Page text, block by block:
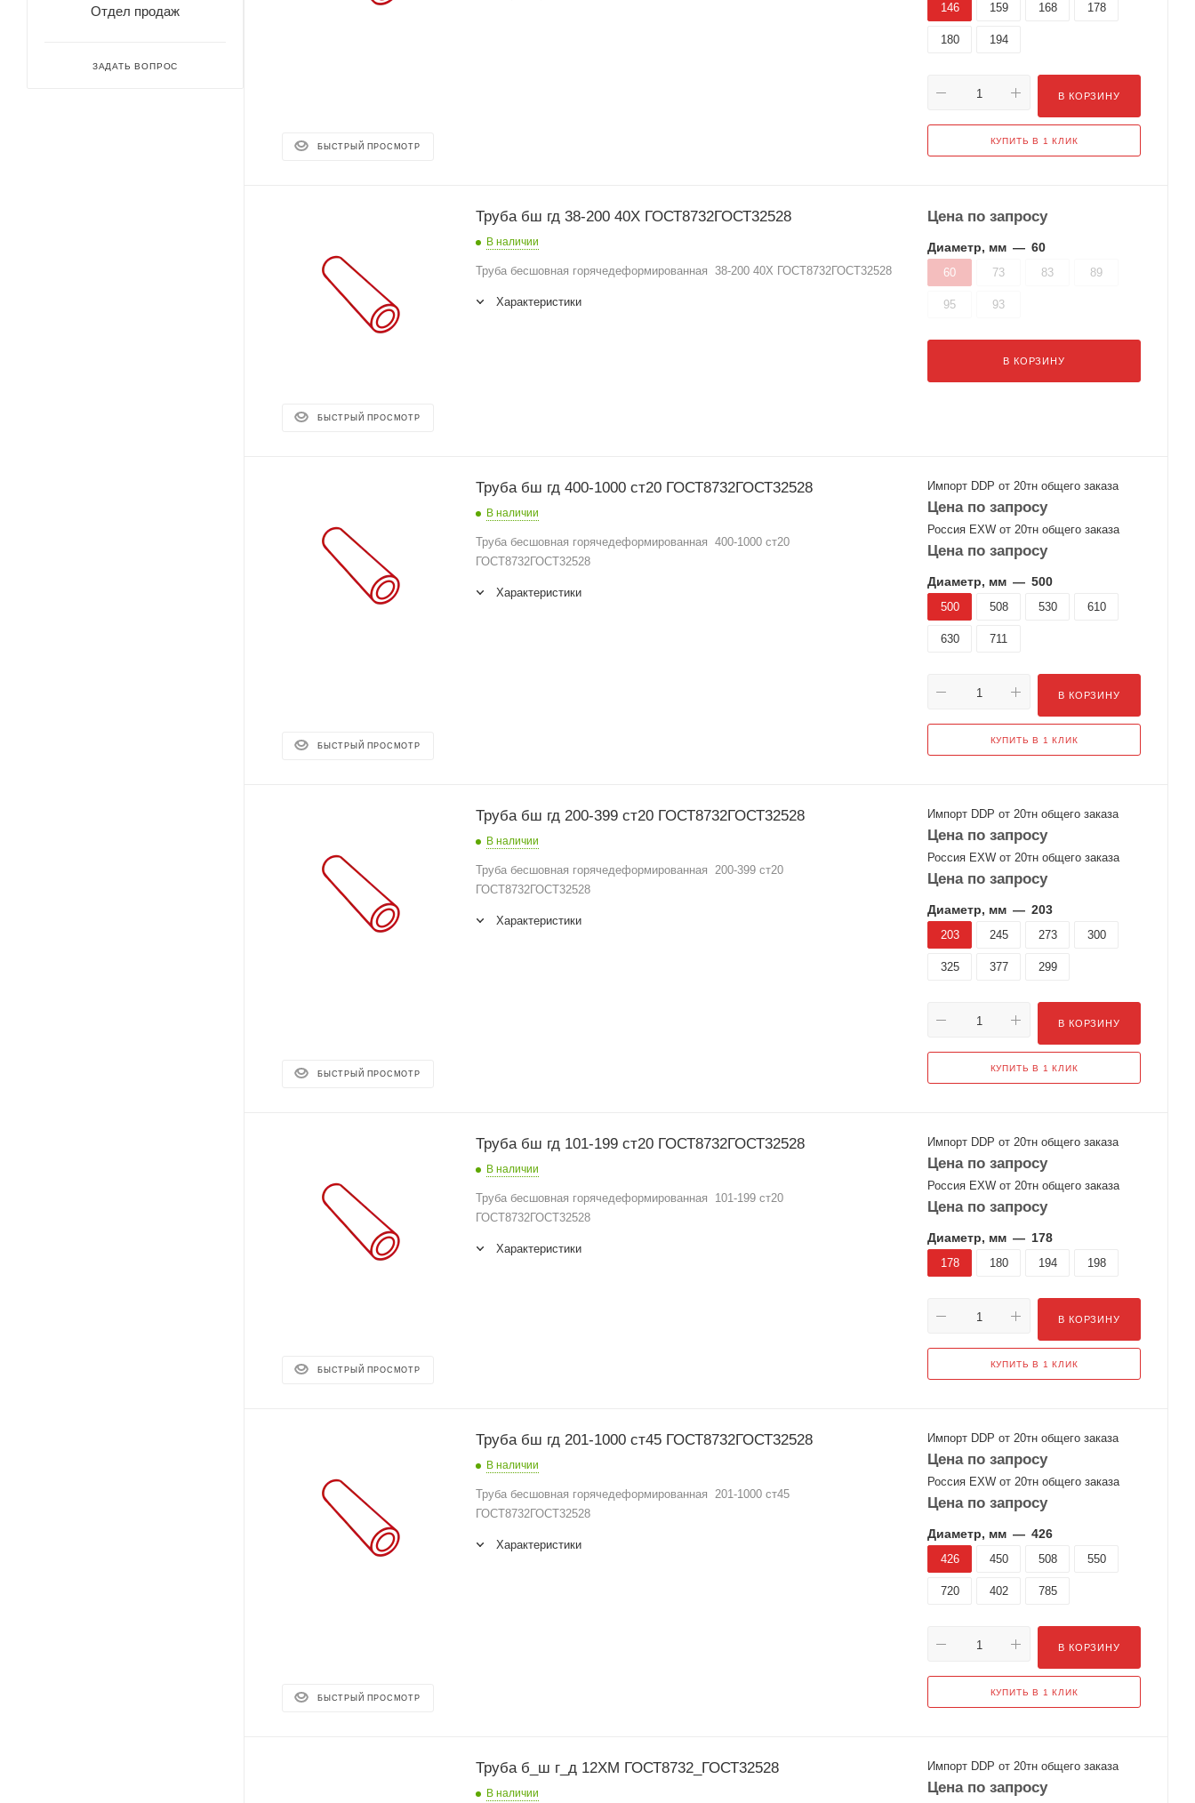
БЫСТРЫЙ ПРОСМОТР
146 159 168 178
180 194
В КОРЗИНУ
КУПИТЬ В 1 КЛИК
БЫСТРЫЙ ПРОСМОТР
Труба бш гд 38-200 40Х ГОСТ8732ГОСТ32528
В наличии
Труба бесшовная горячедеформированная 38-200 40Х ГОСТ8732ГОСТ32528
Характеристики
Цена по запросу
Диаметр, мм — 60
60 73 83 89
95 93
В КОРЗИНУ
БЫСТРЫЙ ПРОСМОТР
Труба бш гд 400-1000 ст20 ГОСТ8732ГОСТ32528
В наличии
Труба бесшовная горячедеформированная 400-1000 ст20
ГОСТ8732ГОСТ32528
Характеристики
Импорт DDP от 20тн общего заказа
Цена по запросу
Россия EXW от 20тн общего заказа
Цена по запросу
Диаметр, мм — 500
500 508 530 610
630 711
В КОРЗИНУ
КУПИТЬ В 1 КЛИК
БЫСТРЫЙ ПРОСМОТР
Труба бш гд 200-399 ст20 ГОСТ8732ГОСТ32528
В наличии
Труба бесшовная горячедеформированная 200-399 ст20
ГОСТ8732ГОСТ32528
Характеристики
Импорт DDP от 20тн общего заказа
Цена по запросу
Россия EXW от 20тн общего заказа
Цена по запросу
Диаметр, мм — 203
203 245 273 300
325 377 299
В КОРЗИНУ
КУПИТЬ В 1 КЛИК
БЫСТРЫЙ ПРОСМОТР
Труба бш гд 101-199 ст20 ГОСТ8732ГОСТ32528
В наличии
Труба бесшовная горячедеформированная 101-199 ст20
ГОСТ8732ГОСТ32528
Характеристики
Импорт DDP от 20тн общего заказа
Цена по запросу
Россия EXW от 20тн общего заказа
Цена по запросу
Диаметр, мм — 178
178 180 194 198
В КОРЗИНУ
КУПИТЬ В 1 КЛИК
БЫСТРЫЙ ПРОСМОТР
Труба бш гд 201-1000 ст45 ГОСТ8732ГОСТ32528
В наличии
Труба бесшовная горячедеформированная 201-1000 ст45
ГОСТ8732ГОСТ32528
Характеристики
Импорт DDP от 20тн общего заказа
Цена по запросу
Россия EXW от 20тн общего заказа
Цена по запросу
Диаметр, мм — 426
426 450 508 550
720 402 785
В КОРЗИНУ
КУПИТЬ В 1 КЛИК
Труба б_ш г_д 12ХМ ГОСТ8732_ГОСТ32528
В наличии
Импорт DDP от 20тн общего заказа
Цена по запросу
Отдел продаж
ЗАДАТЬ ВОПРОС